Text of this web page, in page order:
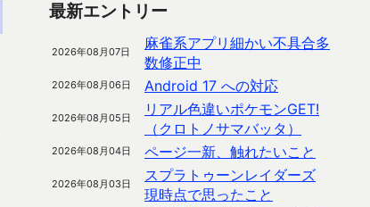
最新エントリー
2026年08月07日
麻雀系アプリ細かい不具合多
数修正中
2026年08月06日 Android 17 への対応
2026年08月05日
リアル色違いポケモンGET!
（クロトノサマバッタ）
2026年08月04日 ページ一新、触れたいこと
2026年08月03日
スプラトゥーンレイダーズ
現時点で思ったこと